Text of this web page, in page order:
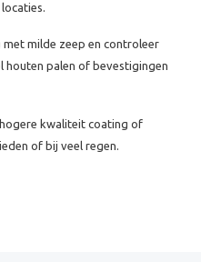
met milde zeep en controleer
houten palen of bevestigingen
hogere kwaliteit coating of
of bij veel regen.